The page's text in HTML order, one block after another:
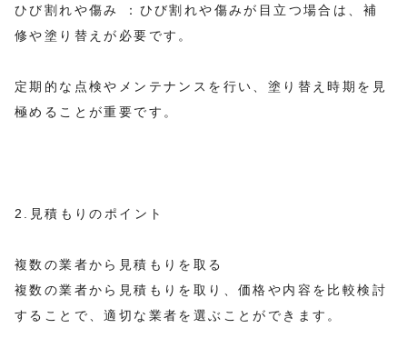
ひび割れや傷み ：ひび割れや傷みが目立つ場合は、補
修や塗り替えが必要です。
定期的な点検やメンテナンスを行い、塗り替え時期を見
極めることが重要です。
2.見積もりのポイント
複数の業者から見積もりを取る
複数の業者から見積もりを取り、価格や内容を比較検討
することで、適切な業者を選ぶことができます。